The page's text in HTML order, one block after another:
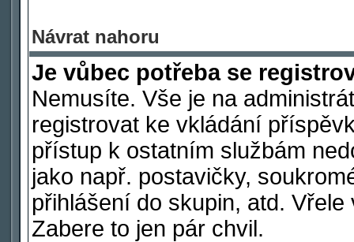
Návrat nahoru
Je vůbec potřeba se
Nemusíte. Vše je na
registrovat ke vkládání
přístup k ostatním službám
jako např. postavičky,
přihlášení do skupin, atd.
Zabere to jen pár chvil.